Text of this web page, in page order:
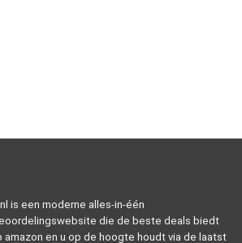
is een moderne alles-in-één
die de beste deals biedt
amazon en u op de hoogte houdt via de laatst